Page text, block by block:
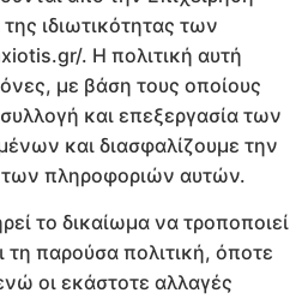
ιδιωτικότητας των
. Η πολιτική αυτή
με βάση τους οποίους
και επεξεργασία των
και διασφαλίζουμε την
πληροφοριών αυτών.
το δικαίωμα να τροποποιεί
παρούσα πολιτική, όποτε
οι εκάστοτε αλλαγές